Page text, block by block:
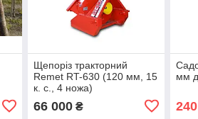
Щепоріз тракторний
Remet RT-630 (120 мм, 15
к. с., 4 ножа)
66 000₴
мм
240